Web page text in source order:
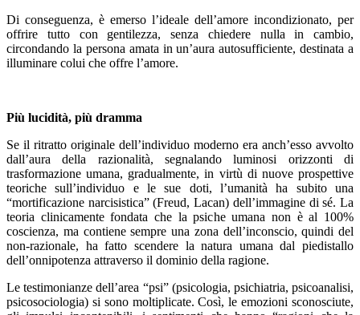
Di conseguenza, è emerso l’ideale dell’amore incondizionato, per
offrire tutto con gentilezza, senza chiedere nulla in cambio,
circondando la persona amata in un’aura autosufficiente, destinata a
illuminare colui che offre l’amore.
Più lucidità, più dramma
Se il ritratto originale dell’individuo moderno era anch’esso avvolto
dall’aura della razionalità, segnalando luminosi orizzonti di
trasformazione umana, gradualmente, in virtù di nuove prospettive
teoriche sull’individuo e le sue doti, l’umanità ha subito una
“mortificazione narcisistica” (Freud, Lacan) dell’immagine di sé. La
teoria clinicamente fondata che la psiche umana non è al 100%
coscienza, ma contiene sempre una zona dell’inconscio, quindi del
non-razionale, ha fatto scendere la natura umana dal piedistallo
dell’onnipotenza attraverso il dominio della ragione.
Le testimonianze dell’area “psi” (psicologia, psichiatria, psicoanalisi,
psicosociologia) si sono moltiplicate. Così, le emozioni sconosciute,